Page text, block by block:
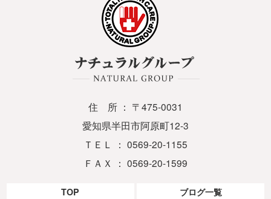
住 所 ： 〒475-0031
愛知県半田市阿原町12-3
ＴＥＬ ： 0569-20-1155
ＦＡＸ ： 0569-20-1599
TOP ブログ一覧